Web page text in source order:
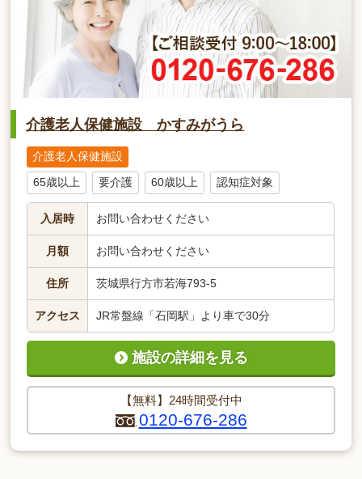
介護老人保健施設 かすみがうら
介護老人保健施設
65歳以上 要介護 60歳以上 認知症対象
入居時 お問い合わせください
月額 お問い合わせください
住所 茨城県行方市若海793-5
アクセス JR常盤線「石岡駅」より車で30分
【無料】24時間受付中
0120-676-286
施設の詳細を見る